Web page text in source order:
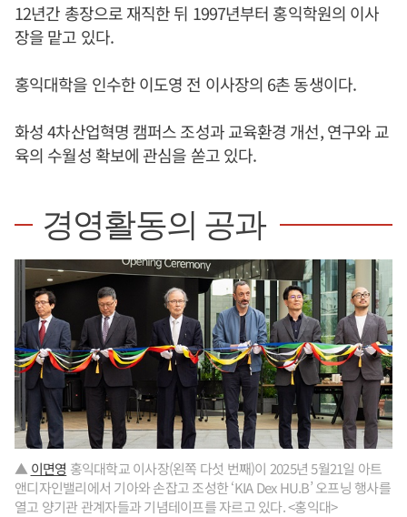
12년간 총장으로 재직한 뒤 1997년부터 홍익학원의 이사
장을 맡고 있다.
홍익대학을 인수한 이도영 전 이사장의 6촌 동생이다.
화성 4차산업혁명 캠퍼스 조성과 교육환경 개선, 연구와 교
육의 수월성 확보에 관심을 쏟고 있다.
경영활동의 공과
▲ 이면영 홍익대학교 이사장(왼쪽 다섯 번째)이 2025년 5월21일 아트
앤디자인밸리에서 기아와 손잡고 조성한 ‘KIA Dex HU.B’ 오프닝 행사를
열고 양기관 관계자들과 기념테이프를 자르고 있다. <홍익대>